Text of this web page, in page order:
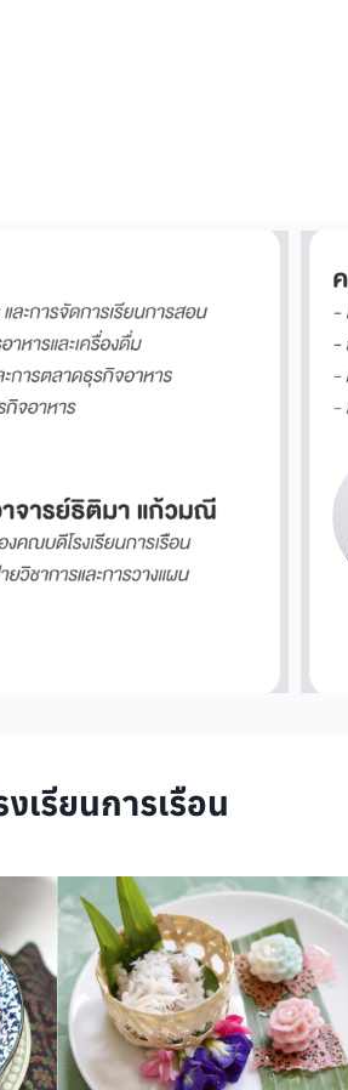
เรียนการเรือน